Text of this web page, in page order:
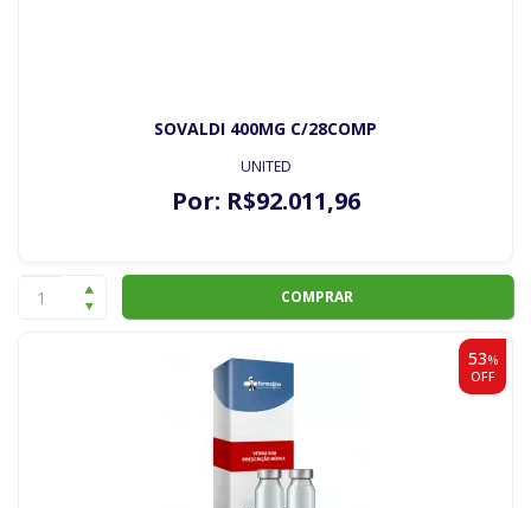
SOVALDI 400MG C/28COMP
UNITED
Por: R$92.011,96
COMPRAR
53%
OFF